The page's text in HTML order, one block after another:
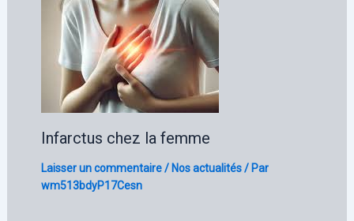
Infarctus chez la femme
Laisser un commentaire / Nos actualités/ Par
wm513bdyP17Cesn